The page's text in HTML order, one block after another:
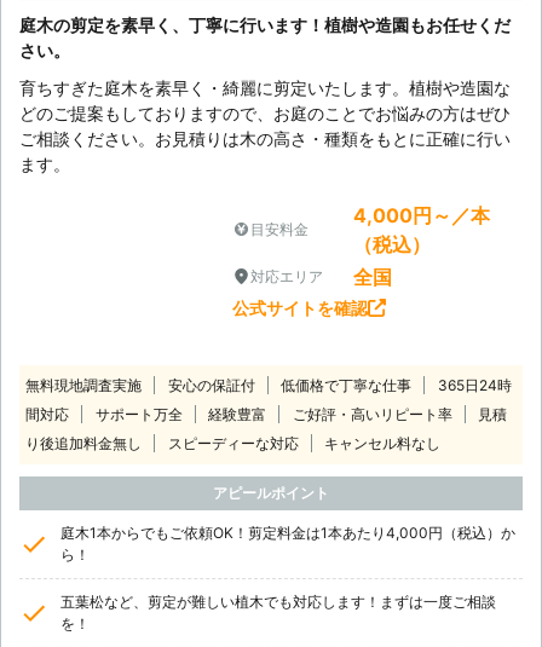
庭木の剪定を素早く、丁寧に行います！植樹や造園もお任せくだ
さい。
育ちすぎた庭木を素早く・綺麗に剪定いたします。植樹や造園な
どのご提案もしておりますので、お庭のことでお悩みの方はぜひ
ご相談ください。お見積りは木の高さ・種類をもとに正確に行い
ます。
目安料金
4,000円～／本
（税込）
対応エリア 全国
公式サイトを確認
無料現地調査実施 安心の保証付 低価格で丁寧な仕事
365日24時
間対応
サポート万全 経験豊富 ご好評・高いリピート率
見積
り後追加料金無し
スピーディーな対応 キャンセル料なし
アピールポイント
庭木1本からでもご依頼OK！剪定料金は1本あたり4,000円（税込）か
ら！
五葉松など、剪定が難しい植木でも対応します！まずは一度ご相談
を！